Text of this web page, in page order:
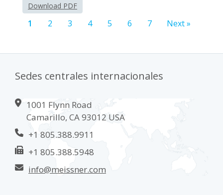
Download PDF
1 2 3 4 5 6 7 Next »
Sedes centrales internacionales
1001 Flynn Road
Camarillo, CA 93012 USA
+1 805.388.9911
+1 805.388.5948
info@meissner.com